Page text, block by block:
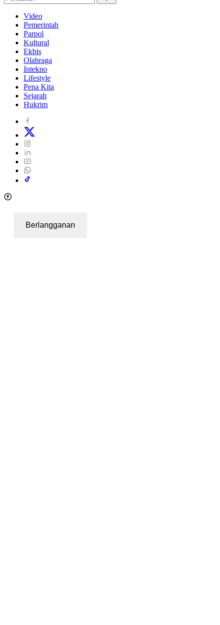
Video
Pemerintah
Parpol
Kultural
Ekbis
Olahraga
Intekno
Lifestyle
Pena Kita
Sejarah
Hukrim
Berlangganan